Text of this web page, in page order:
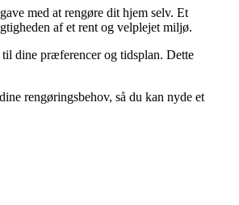
med at rengøre dit hjem selv. Et
af et rent og velplejet miljø.
dine præferencer og tidsplan. Dette
rengøringsbehov, så du kan nyde et